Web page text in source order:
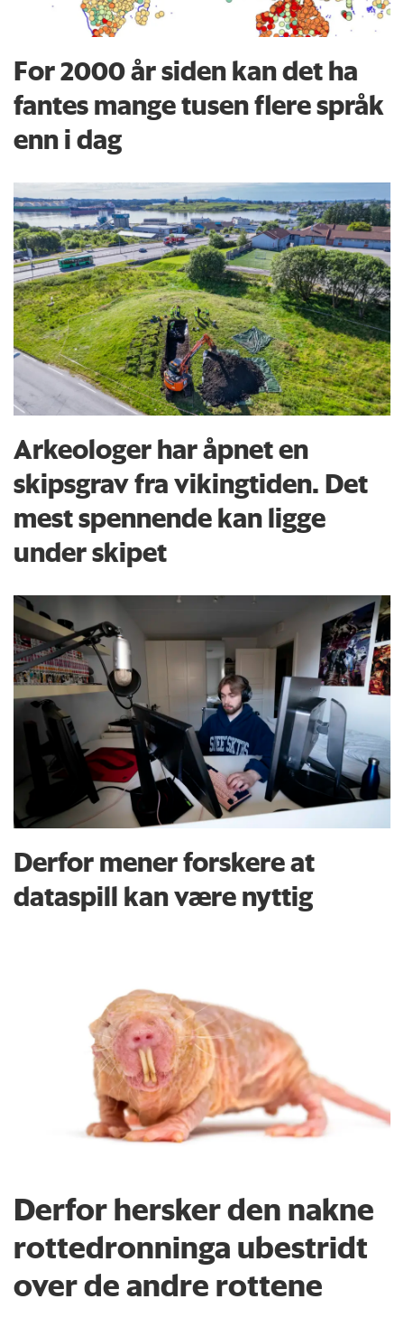
For 2000 år siden kan det ha
fantes mange tusen flere språk
enn i dag
Arkeologer har åpnet en
skipsgrav fra vikingtiden. Det
mest spennende kan ligge
under skipet
Derfor mener forskere at
dataspill kan være nyttig
Derfor hersker den nakne
rottedronninga ubestridt
over de andre rottene